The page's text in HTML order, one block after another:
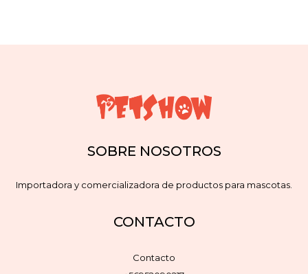
SOBRE NOSOTROS
Importadora y comercializadora de productos para mascotas.
CONTACTO
Contacto